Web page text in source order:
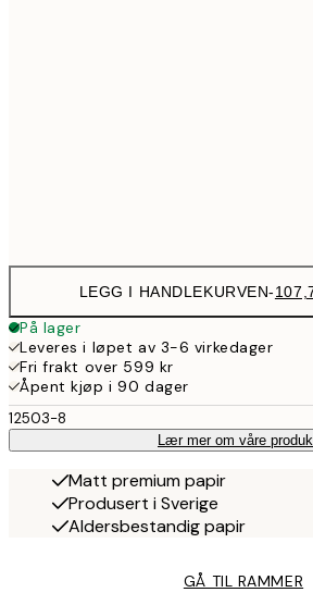
LEGG I HANDLEKURVEN-
På lager
Leveres i løpet av 3-6 virkedager
Fri frakt over 599 kr
Åpent kjøp i 90 dager
12503-8
Lær mer om våre
Matt premium papir
Produsert i Sverige
Aldersbestandig papir
GÅ TIL RAMMER